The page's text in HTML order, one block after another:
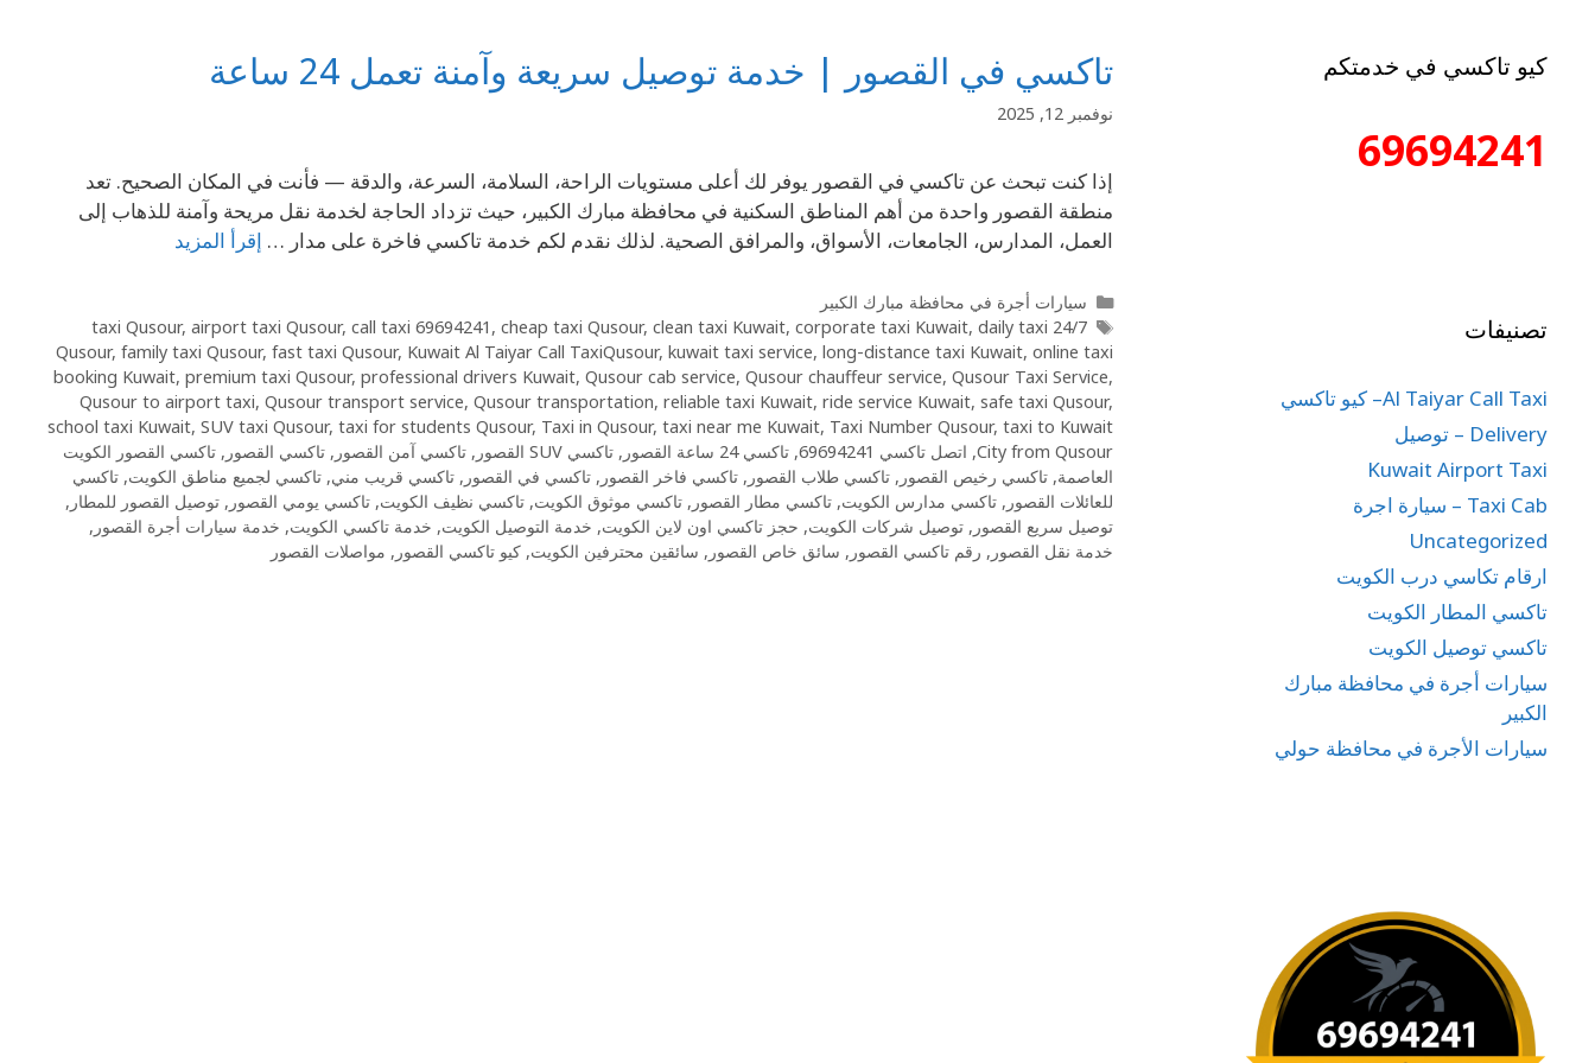
تاكسي في القصور | خدمة توصيل سريعة وآمنة تعمل 24 ساعة
نوفمبر 12, 2025
إذا كنت تبحث عن تاكسي في القصور يوفر لك أعلى مستويات الراحة، السلامة، السرعة، والدقة — فأنت في المكان الصحيح. تعد
منطقة القصور واحدة من أهم المناطق السكنية في محافظة مبارك الكبير، حيث تزداد الحاجة لخدمة نقل مريحة وآمنة للذهاب إلى
العمل، المدارس، الجامعات، الأسواق، والمرافق الصحية. لذلك نقدم لكم خدمة تاكسي فاخرة على مدار … إقرأ المزيد
سيارات أجرة في محافظة مبارك الكبير
24/7 taxi Qusour
,airport taxi Qusour,call taxi 69694241 ,cheap taxi Qusour,clean taxi Kuwait,corporate taxi Kuwait,daily taxi
Qusour, family taxi Qusour, fast taxi Qusour, Kuwait Al Taiyar Call TaxiQusour, kuwait taxi service, long-distance taxi Kuwait, online taxi
booking Kuwait, premium taxi Qusour, professional drivers Kuwait, Qusour cab service, Qusour chauffeur service, Qusour Taxi Service,
Qusour to airport taxi, Qusour transport service, Qusour transportation, reliable taxi Kuwait, ride service Kuwait, safe taxi Qusour,
school taxi Kuwait, SUV taxi Qusour, taxi for students Qusour, Taxi in Qusour, taxi near me Kuwait, Taxi Number Qusour, taxi to Kuwait
City from Qusour
, اتصل تاكسي 69694241 , تاكسي 24 ساعة القصور , تاكسي SUV القصور , تاكسي آمن القصور , تاكسي القصور , تاكسي القصور الكويت
العاصمة, تاكسي رخيص القصور , تاكسي طلاب القصور , تاكسي فاخر القصور , تاكسي في القصور , تاكسي قريب مني, تاكسي لجميع مناطق الكويت, تاكسي
للعائلات القصور , تاكسي مدارس الكويت, تاكسي مطار القصور , تاكسي موثوق الكويت, تاكسي نظيف الكويت, تاكسي يومي القصور , توصيل القصور للمطار ,
توصيل سريع القصور , توصيل شركات الكويت, حجز تاكسي اون لاين الكويت, خدمة التوصيل الكويت, خدمة تاكسي الكويت, خدمة سيارات أجرة القصور ,
خدمة نقل القصور , رقم تاكسي القصور , سائق خاص القصور , سائقين محترفين الكويت, كيو تاكسي القصور , مواصلات القصور
كيو تاكسي في خدمتكم
69694241
تصنيفات
Al Taiyar Call Taxi– كيو تاكسي
Delivery – توصيل
Kuwait Airport Taxi
Taxi Cab – سيارة اجرة
Uncategorized
ارقام تكاسي درب الكويت
تاكسي المطار الكويت
تاكسي توصيل الكويت
سيارات أجرة في محافظة مبارك
الكبير
سيارات الأجرة في محافظة حولي